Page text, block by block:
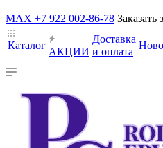
MAX +7 922 002-86-78 Заказать
Каталог
АКЦИИ
Доставка
и оплата